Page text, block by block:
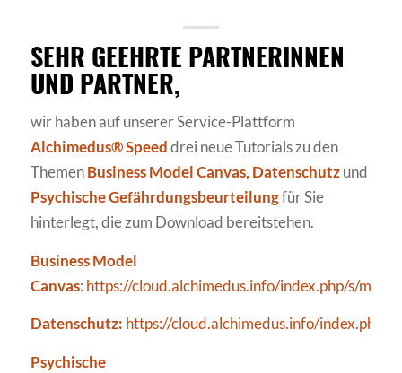
SEHR GEEHRTE PARTNERINNEN
UND PARTNER,
wir haben auf unserer Service-Plattform
Alchimedus® Speeddrei neue Tutorials zu den
ThemenBusiness Model Canvas, Datenschutzund
Psychische Gefährdungsbeurteilungfür Sie
hinterlegt, die zum Download bereitstehen.
Business Model
Canvas: https://cloud.alchimedus.info/index.php/s/
Datenschutz: https://cloud.alchimedus.info/index.php/
Psychische